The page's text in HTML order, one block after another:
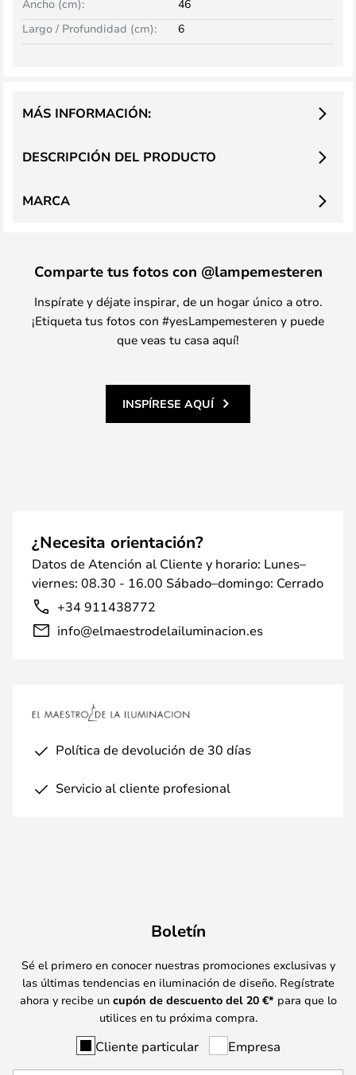
Ancho (cm):
46
Largo / Profundidad (cm):
6
DESCRIPCIÓN DEL PRODUCTO
MÁS INFORMACIÓN:
MARCA
Comparte tus fotos con @lampemesteren
Inspírate y déjate inspirar, de un hogar único a otro.
¡Etiqueta tus fotos con #yesLampemesteren y puede
que veas tu casa aquí!
INSPÍRESE AQUÍ
¿Necesita orientación?
Datos de Atención al Cliente y horario: Lunes–
viernes: 08.30 - 16.00 Sábado–domingo: Cerrado
+34 911438772
info@elmaestrodelailuminacion.es
Política de devolución de 30 días
Servicio al cliente profesional
Boletín
Sé el primero en conocer nuestras promociones exclusivas y
las últimas tendencias en iluminación de diseño. Regístrate
ahora y recibe un cupón de descuento del 20 €* para que lo
utilices en tu próxima compra.
Cliente particular Empresa